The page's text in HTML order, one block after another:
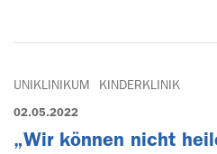
UNIKLINIKUM KINDERKLINIK
02.05.2022
„Wir können nicht